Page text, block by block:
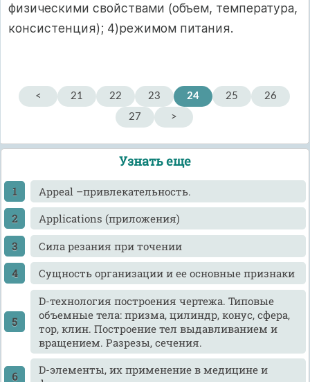
физическими свойствами (объем, температура,
консистенция); 4)режимом питания.
< 21 22 23 24 25
26
27
>
Узнать еще
Appeal –привлекательность.
Applications (приложения)
Cила резания при точении
Cущность организации и ее основные признаки
D-технология построения чертежа. Типовые
объемные тела: призма, цилиндр, конус, сфера,
тор, клин. Построение тел выдавливанием и
вращением. Разрезы, сечения.
D-элементы, их применение в медицине и